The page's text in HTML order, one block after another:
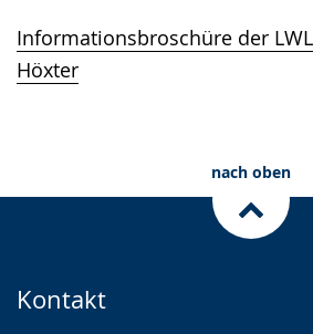
Informationsbroschüre der
Höxter
nach oben
Kontakt